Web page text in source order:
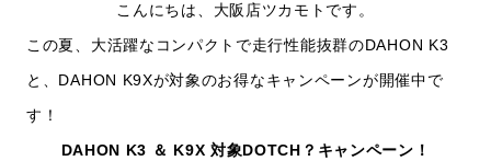
こんにちは、大阪店ツカモトです。
この夏、大活躍なコンパクトで走行性能抜群のDAHON K3
と、DAHON K9Xが対象のお得なキャンペーンが開催中で
す！
DAHON K3 ＆ K9X 対象DOTCH？キャンペーン！